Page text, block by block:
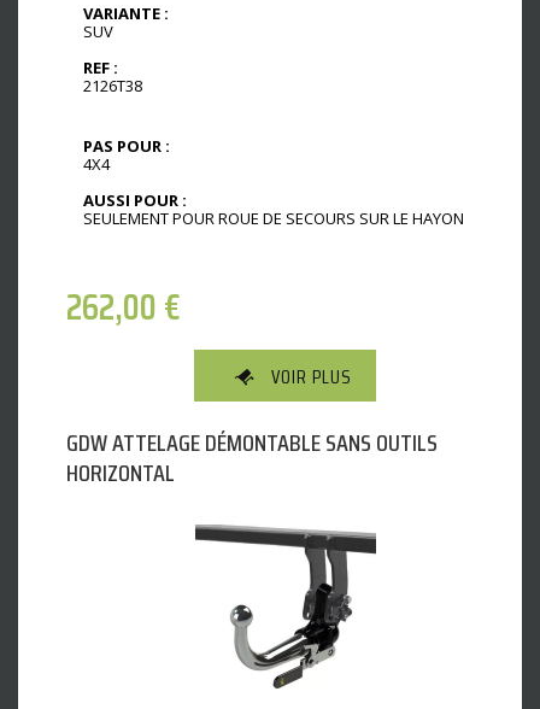
VARIANTE :
SUV
REF :
2126T38
PAS POUR :
4X4
AUSSI POUR :
SEULEMENT POUR ROUE DE SECOURS SUR LE HAYON
262,00€
VOIR PLUS
GDW ATTELAGE DÉMONTABLE SANS OUTILS
HORIZONTAL